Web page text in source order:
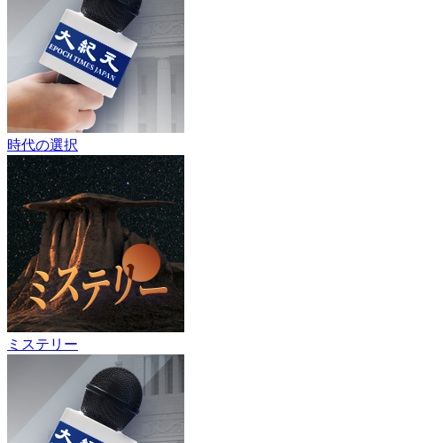
時代の選択
ミステリー